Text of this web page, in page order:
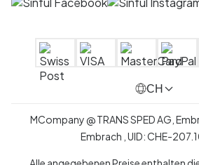
CH
MCompany@TRANS SPED AG,
Embrach , UID:CHE-